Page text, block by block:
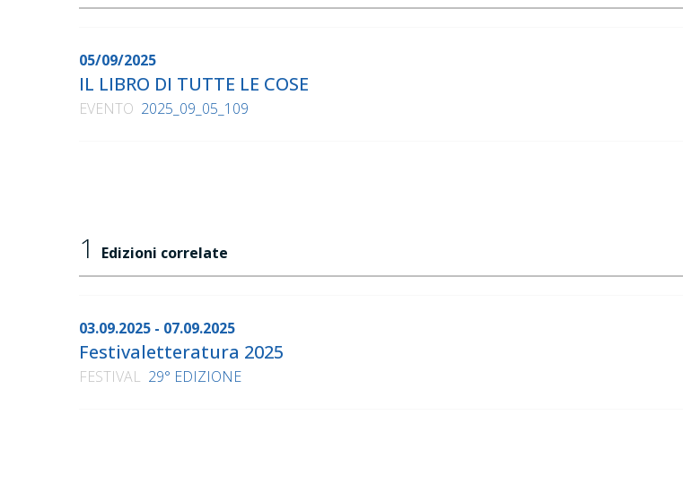
05/09/2025
IL LIBRO DI TUTTE LE COSE
EVENTO 2025_09_05_109
1 Edizioni correlate
03.09.2025 - 07.09.2025
Festivaletteratura 2025
FESTIVAL 29° EDIZIONE